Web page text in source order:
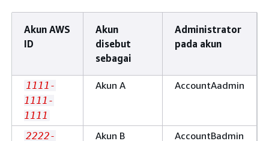
Akun AWS
ID
Akun
disebut
sebagai
Administrator
pada akun
1111-
1111-
1111
Akun A AccountAadmin
2222-
Akun B AccountBadmin